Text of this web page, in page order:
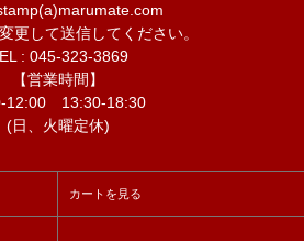
更して送信してください。
: 045-323-3869
【営業時間】
12:00 13:30-18:30
(日、火曜定休)
カートを見る